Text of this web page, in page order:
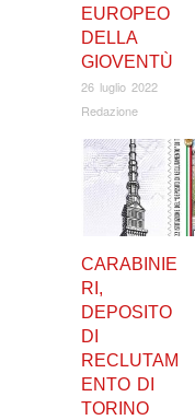
EUROPEO
DELLA
GIOVENTÙ
26 luglio 2022
Redazione
CARABINIE
RI,
DEPOSITO
DI
RECLUTAM
ENTO DI
TORINO